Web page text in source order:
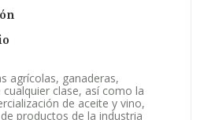
agrícolas, ganaderas,
clase, así como la
de aceite y vino,
productos de la industria